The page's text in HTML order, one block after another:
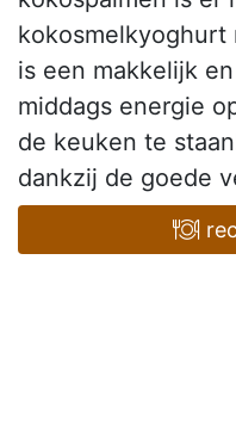
is een makkelijk
middags energie
de keuken te
dankzij de goede